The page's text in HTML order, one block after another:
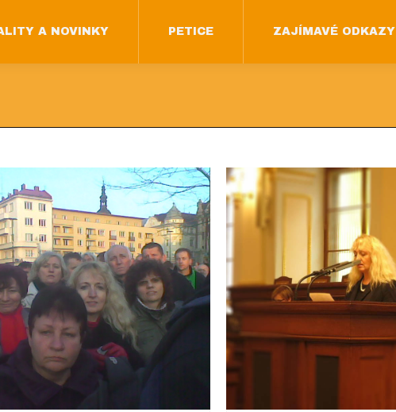
A NOVINKY PETICE ZAJÍMAVÉ ODKAZY
ZAJÍMAVÉ ODKAZY